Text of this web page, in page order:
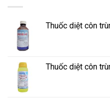
Thuốc diệt côn
Thuốc diệt côn